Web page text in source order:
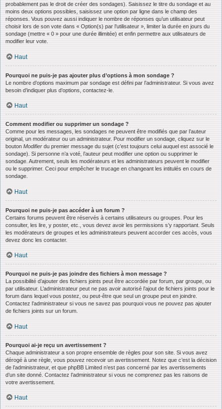
probablement pas le droit de créer des sondages). Saisissez le titre du sondage et au
moins deux options possibles, saisissez une option par ligne dans le champ des
réponses. Vous pouvez aussi indiquer le nombre de réponses qu’un utilisateur peut
choisir lors de son vote dans « Option(s) par l’utilisateur », limiter la durée en jours du
sondage (mettre « 0 » pour une durée illimitée) et enfin permettre aux utilisateurs de
modifier leur vote.
Haut
Pourquoi ne puis-je pas ajouter plus d’options à mon sondage ?
Le nombre d’options maximum par sondage est défini par l’administrateur. Si vous avez
besoin d’indiquer plus d’options, contactez-le.
Haut
Comment modifier ou supprimer un sondage ?
Comme pour les messages, les sondages ne peuvent être modifiés que par l’auteur
original, un modérateur ou un administrateur. Pour modifier un sondage, cliquez sur le
bouton Modifier du premier message du sujet (c’est toujours celui auquel est associé le
sondage). Si personne n’a voté, l’auteur peut modifier une option ou supprimer le
sondage. Autrement, seuls les modérateurs et les administrateurs peuvent le modifier
ou le supprimer. Ceci pour empêcher le trucage en changeant les intitulés en cours de
sondage.
Haut
Pourquoi ne puis-je pas accéder à un forum ?
Certains forums peuvent être réservés à certains utilisateurs ou groupes. Pour les
consulter, les lire, y poster, etc., vous devez avoir les permissions s’y rapportant. Seuls
les modérateurs de groupes et les administrateurs peuvent accorder ces accès, vous
devez donc les contacter.
Haut
Pourquoi ne puis-je pas joindre des fichiers à mon message ?
La possibilité d’ajouter des fichiers joints peut être accordée par forum, par groupe, ou
par utilisateur. L’administrateur peut ne pas avoir autorisé l’ajout de fichiers joints pour le
forum dans lequel vous postez, ou peut-être que seul un groupe peut en joindre.
Contactez l’administrateur si vous ne savez pas pourquoi vous ne pouvez pas ajouter
de fichiers joints sur un forum.
Haut
Pourquoi ai-je reçu un avertissement ?
Chaque administrateur a son propre ensemble de règles pour son site. Si vous avez
dérogé à une règle, vous pouvez recevoir un avertissement. Notez que c’est la décision
de l’administrateur, et que phpBB Limited n’est pas concerné par les avertissements
d’un site donné. Contactez l’administrateur si vous ne comprenez pas les raisons de
votre avertissement.
Haut